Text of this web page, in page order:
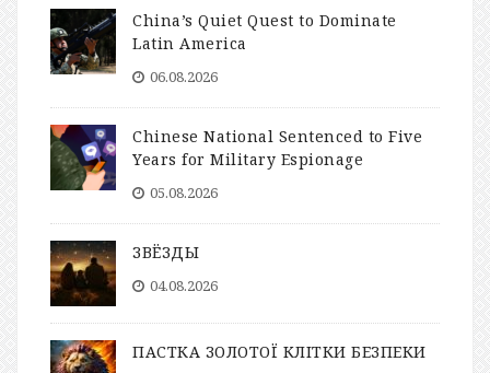
China’s Quiet Quest to Dominate
Latin America
06.08.2026
Chinese National Sentenced to Five
Years for Military Espionage
05.08.2026
ЗВЁЗДЫ
04.08.2026
ПАСТКА ЗОЛОТОЇ КЛІТКИ БЕЗПЕКИ